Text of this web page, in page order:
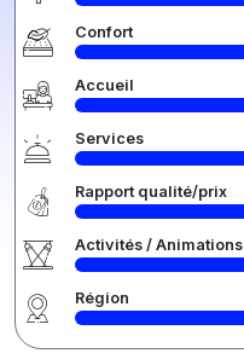
Confort
Accueil
Services
Rapport qualité/prix
Activités / Animations
Région